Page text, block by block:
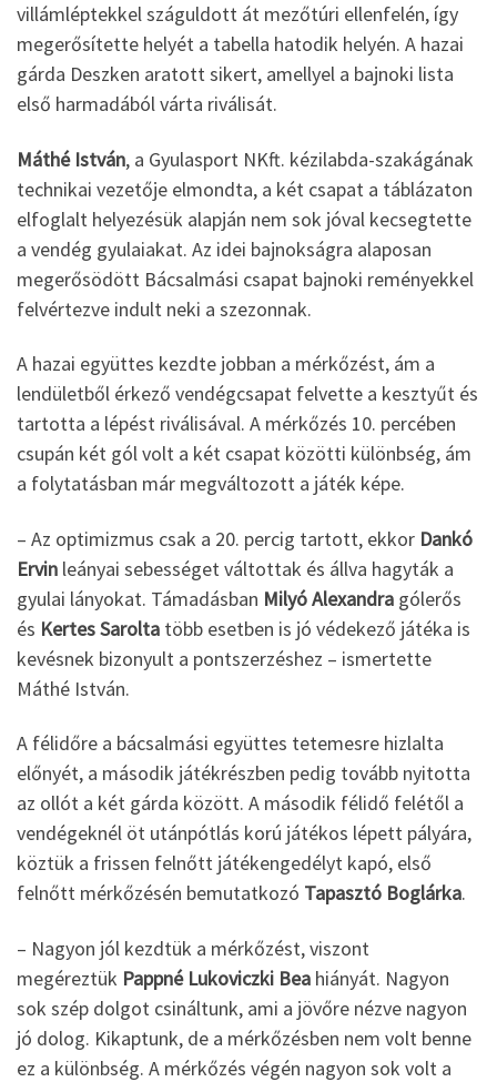
villámléptekkel száguldott át mezőtúri ellenfelén, így
megerősítette helyét a tabella hatodik helyén. A hazai
gárda Deszken aratott sikert, amellyel a bajnoki lista
első harmadából várta riválisát.
Máthé István, a Gyulasport NKft. kézilabda-szakágának
technikai vezetője elmondta, a két csapat a táblázaton
elfoglalt helyezésük alapján nem sok jóval kecsegtette
a vendég gyulaiakat. Az idei bajnokságra alaposan
megerősödött Bácsalmási csapat bajnoki reményekkel
felvértezve indult neki a szezonnak.
A hazai együttes kezdte jobban a mérkőzést, ám a
lendületből érkező vendégcsapat felvette a kesztyűt és
tartotta a lépést riválisával. A mérkőzés 10. percében
csupán két gól volt a két csapat közötti különbség, ám
a folytatásban már megváltozott a játék képe.
– Az optimizmus csak a 20. percig tartott, ekkor Dankó
Ervin leányai sebességet váltottak és állva hagyták a
gyulai lányokat. Támadásban Milyó Alexandra gólerős
és Kertes Sarolta több esetben is jó védekező játéka is
kevésnek bizonyult a pontszerzéshez – ismertette
Máthé István.
A félidőre a bácsalmási együttes tetemesre hizlalta
előnyét, a második játékrészben pedig tovább nyitotta
az ollót a két gárda között. A második félidő felétől a
vendégeknél öt utánpótlás korú játékos lépett pályára,
köztük a frissen felnőtt játékengedélyt kapó, első
felnőtt mérkőzésén bemutatkozó Tapasztó Boglárka.
– Nagyon jól kezdtük a mérkőzést, viszont
megéreztük Pappné Lukoviczki Bea hiányát. Nagyon
sok szép dolgot csináltunk, ami a jövőre nézve nagyon
jó dolog. Kikaptunk, de a mérkőzésben nem volt benne
ez a különbség. A mérkőzés végén nagyon sok volt a